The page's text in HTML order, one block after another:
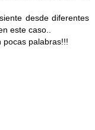
desde diferentes
este caso..
pocas palabras!!!